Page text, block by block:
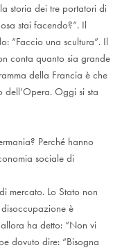
storia dei tre portatori di
stai facendo?”. Il
“Faccio una scultura”. Il
conta quanto sia grande
della Francia è che
dell’Opera. Oggi si sta
Perché hanno
sociale di
mercato. Lo Stato non
è
ha detto: “Non vi
dovuto dire: “Bisogna